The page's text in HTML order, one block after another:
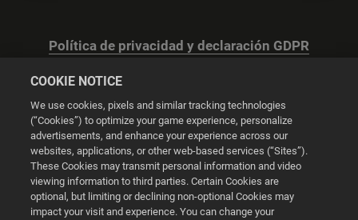
Política de privacidad y declaración GDPR
Configuración de las cookies
© 2026 2K
Powered byOnclusive PR Manager™
COOKIE NOTICE
We use cookies, pixels and similar tracking technologies
(“Cookies”) to optimize your game experience, personalize
advertisements, and enhance your experience across our
websites, applications, or other web-based services (“Sites”).
These Cookies may transmit personal information and video
viewing information to third parties. Certain Cookies are
optional, but limiting or declining non-optional Cookies may
impact your visit and experience. You can change your